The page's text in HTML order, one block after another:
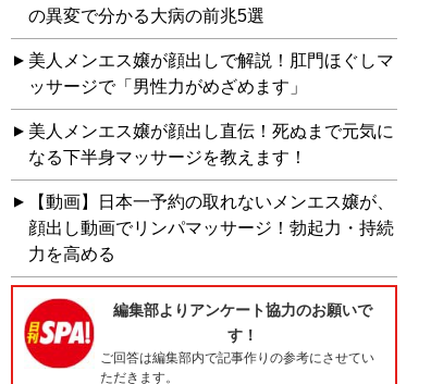
の異変で分かる大病の前兆5選
美人メンエス嬢が顔出しで解説！肛門ほぐしマ
ッサージで「男性力がめざめます」
美人メンエス嬢が顔出し直伝！死ぬまで元気に
なる下半身マッサージを教えます！
【動画】日本一予約の取れないメンエス嬢が、
顔出し動画でリンパマッサージ！勃起力・持続
力を高める